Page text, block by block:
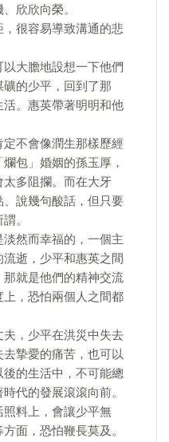
欣欣向榮。
很容易導致溝通的悲
大膽地設想一下他們
的少平，回到了那
。惠英帶著明明和他
不會像潤生那樣歷經
包」婚姻的孫玉厚，
多阻攔。而在大牙
說幾句酸話，但只要
。
然而幸福的，一個主
逝，少平和惠英之間
就是他們的精神交流
，恐怕兩個人之間都
，少平在洪災中失去
摯愛的痛苦，也可以
的生活中，不可能總
代的發展滾滾向前。
料上，會讓少平無
面，恐怕鞭長莫及。